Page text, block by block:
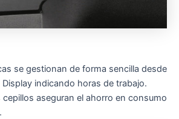
se gestionan de forma sencilla desde
indicando horas de trabajo.
aseguran el ahorro en consumo